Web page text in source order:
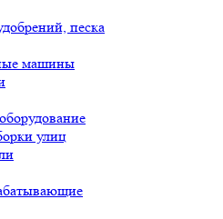
песка
машины
улиц